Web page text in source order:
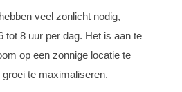
veel zonlicht nodig,
tot 8 uur per dag. Het is aan te
op een zonnige locatie te
te maximaliseren.